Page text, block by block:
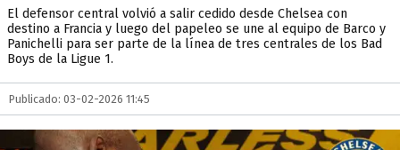
El defensor central volvió a salir cedido desde Chelsea con
destino a Francia y luego del papeleo se une al equipo de Barco y
Panichelli para ser parte de la línea de tres centrales de los Bad
Boys de la Ligue 1.
Publicado: 03-02-2026 11:45